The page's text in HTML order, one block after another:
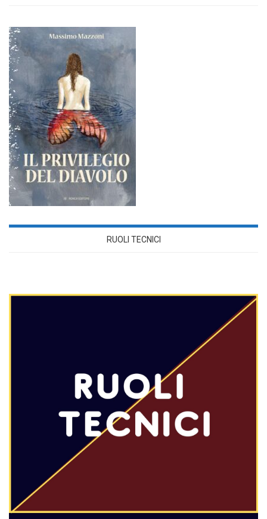
RUOLI TECNICI